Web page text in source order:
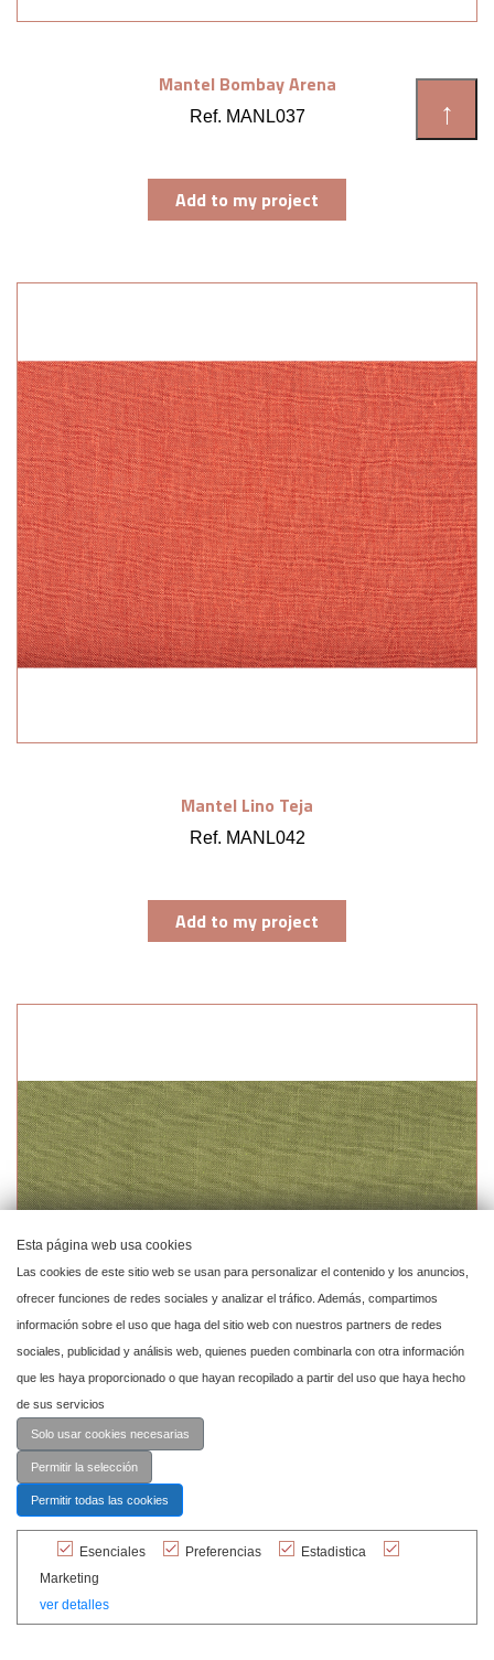
Mantel Bombay Arena
Ref. MANL037
Add to my project
Mantel Lino Teja
Ref. MANL042
Add to my project
Mantel Lino Verde
Ref. MANL041
↑
Esta página web usa cookies
Las cookies de este sitio web se usan para personalizar el contenido y los anuncios,
ofrecer funciones de redes sociales y analizar el tráfico. Además, compartimos
información sobre el uso que haga del sitio web con nuestros partners de redes
sociales, publicidad y análisis web, quienes pueden combinarla con otra información
que les haya proporcionado o que hayan recopilado a partir del uso que haya hecho
de sus servicios
Solo usar cookies necesarias
Permitir la selección
Permitir todas las cookies
Esenciales Preferencias
Estadistica
Marketing
ver detalles